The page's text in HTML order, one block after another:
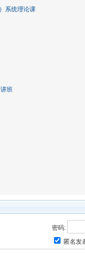
系统理论课
班
密码:
匿名发